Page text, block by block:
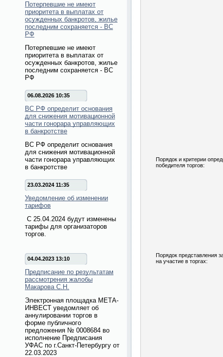
Потерпевшие не имеют
приоритета в выплатах от
осужденных банкротов, жилье
последним сохраняется - ВС
РФ
Потерпевшие не имеют
приоритета в выплатах от
осужденных банкротов, жилье
последним сохраняется - ВС
РФ
06.08.2026 10:35
ВС РФ определит основания
для снижения мотивационной
части гонорара управляющих
в банкротстве
ВС РФ определит основания
для снижения мотивационной
части гонорара управляющих
в банкротстве
23.03.2024 11:35
Уведомление об изменении
тарифов
С 25.04.2024 будут изменены
тарифы для организаторов
торгов.
04.04.2023 13:10
Предписание по результатам
рассмотрения жалобы
Макарова С.Н.
Электронная площадка МЕТА-
ИНВЕСТ уведомляет об
аннулировании торгов в
форме публичного
предложения № 0008684 во
исполнение Предписания
УФАС по г.Санкт-Петербургу от
22.03.2023
Порядок и критерии
победителя торгов:
Порядок представления
на участие в торгах: